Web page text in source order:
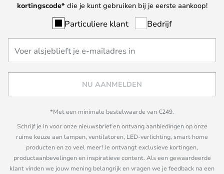
kortingscode* die je kunt gebruiken bij je eerste aankoop!
Particuliere klant Bedrijf
NU AANMELDEN
*Met een minimale bestelwaarde van €249.
Schrijf je in voor onze nieuwsbrief en ontvang aanbiedingen op onze
ruime keuze aan lampen, ventilatoren, LED-verlichting, smart home
producten en zo veel meer! Je ontvangt exclusieve kortingen,
productaanbevelingen en inspiratieve content. Als een gewaardeerde
klant vinden we jouw mening belangrijk en vragen we je feedback na een